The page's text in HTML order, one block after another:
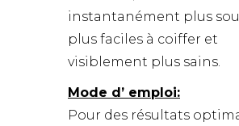
instantanément plus
plus faciles à coiffer et
visiblement plus sains.
Mode d’ emploi:
Pour des résultats